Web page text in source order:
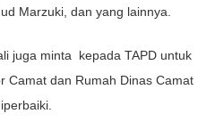
Marzuki, dan yang lainnya.
juga minta kepada TAPD untuk
Camat dan Rumah Dinas Camat